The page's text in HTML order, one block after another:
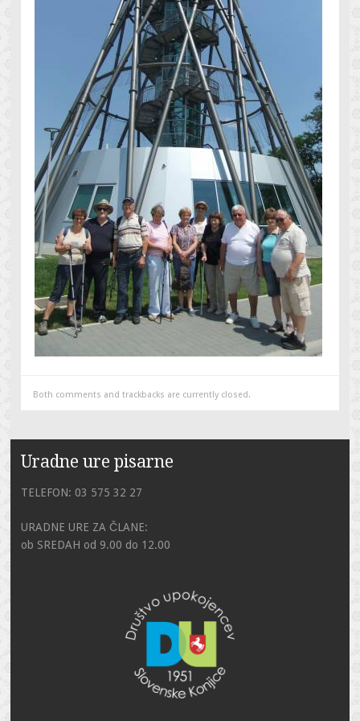
Both comments and trackbacks are currently closed.
Uradne ure pisarne
TELEFON: 03 575 32 27
URADNE URE ZA ČLANE:
ob SREDAH od 9.00 do 12.00